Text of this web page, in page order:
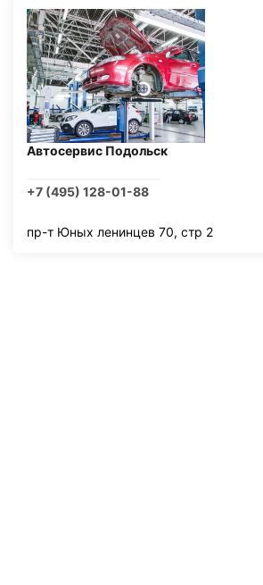
Автосервис Подольск
+7 (495) 128-01-88
пр-т Юных ленинцев 70, стр 2